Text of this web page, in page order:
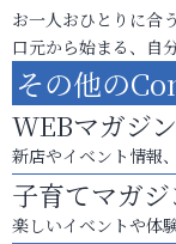
お一人おひとりに合
口元から始まる、自
その他の
WEBマガジ
新店やイベント情報
子育てマガ
楽しいイベントや体